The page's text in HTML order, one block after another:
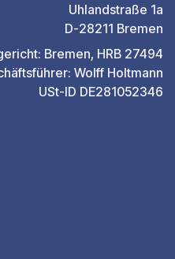
Uhlandstraße 1a
D-28211 Bremen
Bremen, HRB 27494
Wolff Holtmann
USt-ID DE281052346